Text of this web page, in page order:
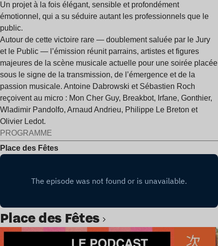
Un projet à la fois élégant, sensible et profondément
émotionnel, qui a su séduire autant les professionnels que le
public.
Autour de cette victoire rare — doublement saluée par le Jury
et le Public — l’émission réunit parrains, artistes et figures
majeures de la scène musicale actuelle pour une soirée placée
sous le signe de la transmission, de l’émergence et de la
passion musicale. Antoine Dabrowski et Sébastien Roch
reçoivent au micro : Mon Cher Guy, Breakbot, Irfane, Gonthier,
Wladimir Pandolfo, Arnaud Andrieu, Philippe Le Breton et
Olivier Ledot.
PROGRAMME
Place des Fêtes
Place des Fêtes
Lire l’article